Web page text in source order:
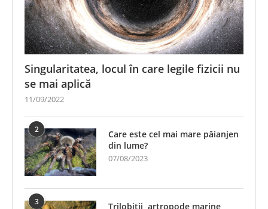
Singularitatea, locul în care legile fizicii nu
se mai aplică
11/09/2022
2
Care este cel mai mare păianjen
din lume?
07/08/2023
3
Trilobiții, artropode marine